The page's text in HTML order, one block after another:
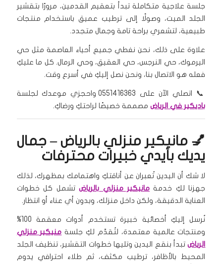
جلسة علاجية متكاملة تبدأ بتعقيم القدمين، مرورًا بتقشير
الجلد الميت، وصولًا إلى ترطيب عميق باستخدام منتجات
طبيعية، لتشعري براحة تامة وجمال متجدد.
علاوة على ذلك، نحن نغطي جميع أحياء العاصمة مثل حي
اليرموك، حي النرجس، حي العقيق، وحي الرمال. كل ما عليكِ
فعله هو الاتصال بنا، ونحن نصل إليكِ في أسرع وقت.
📞 اتصلي الآن على 0551416363 واحجزي موعدك لجلسة
باديكير في الرياضمصممة خصيصًا لراحتكِ ورضاكِ.
💅 مانيكير منزلي بالرياض – جمال
يديك بأيدي خبيرات محترفات
لا شك أن اليدين تُعبران عن أناقتكِ واهتمامك بمظهرك، لذلك
جهزنا لكِ خدمة مانيكير منزلي بالرياضتشمل كل خطوات
العناية الدقيقة، ولكن داخل منزلك، وبدون أي عناء أو انتظار.
نُرسل إليكِ أخصائية خبيرة تستخدم أدوات معقمة 100%
ومنتجات عالمية معتمدة، لتُقدّم لكِ جلسة منيكير منزلي
الرياضتبدأ بنقع اليدين وتليها خطوات التقشير، تنظيف الجلد
المحيط بالأظافر، ترطيب مكثف، ثم طلاء احترافي يدوم